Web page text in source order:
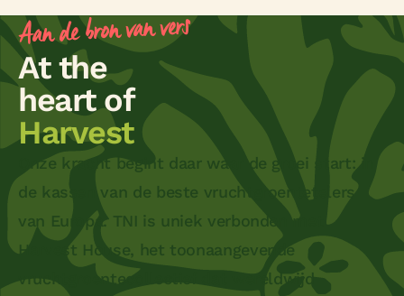
Aan de bron van vers
At the
heart of
Harvest
Onze kracht begint daar waar de groei start: in
de kassen van de beste vruchtgroentetelers
van Europa. TNI is uniek verbonden met
Harvest House, het toonaangevende
vruchtgroentecollectief dat wereldwijd